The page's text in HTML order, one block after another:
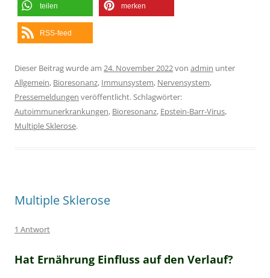
teilen merken
RSS-feed
Dieser Beitrag wurde am 24. November 2022von admin unter
Allgemein, Bioresonanz, Immunsystem, Nervensystem,
Pressemeldungen veröffentlicht. Schlagwörter:
Autoimmunerkrankungen, Bioresonanz, Epstein-Barr-Virus,
Multiple Sklerose.
Multiple Sklerose
1 Antwort
Hat Ernährung Einfluss auf den Verlauf?